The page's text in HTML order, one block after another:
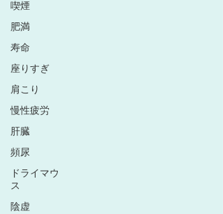
喫煙
肥満
寿命
座りすぎ
肩こり
慢性疲労
肝臓
頻尿
ドライマウ
ス
陰虚